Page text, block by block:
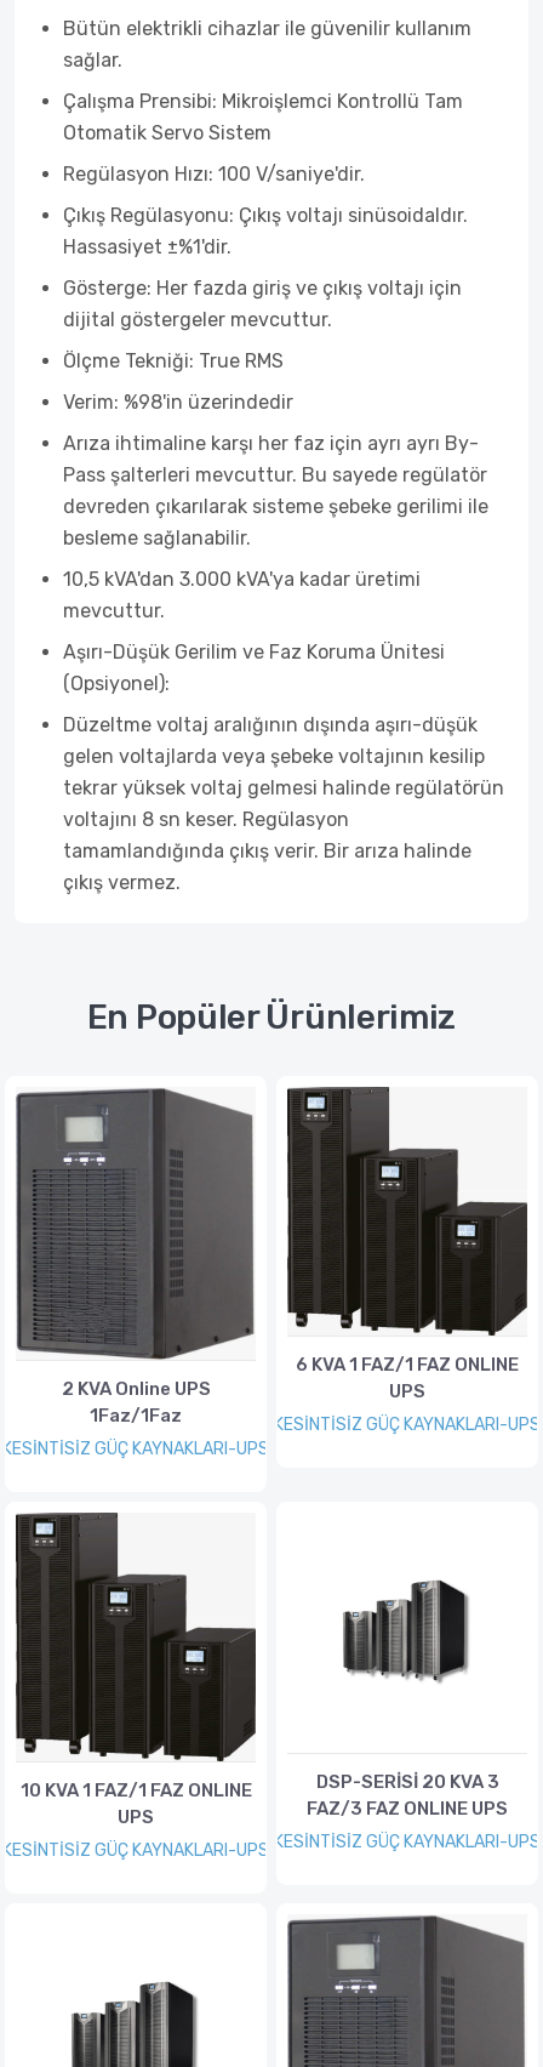
Bütün elektrikli cihazlar ile güvenilir kullanım
sağlar.
Çalışma Prensibi: Mikroişlemci Kontrollü Tam
Otomatik Servo Sistem
Regülasyon Hızı: 100 V/saniye'dir.
Çıkış Regülasyonu: Çıkış voltajı sinüsoidaldır.
Hassasiyet ±%1'dir.
Gösterge: Her fazda giriş ve çıkış voltajı için
dijital göstergeler mevcuttur.
Ölçme Tekniği: True RMS
Verim: %98'in üzerindedir
Arıza ihtimaline karşı her faz için ayrı ayrı By-
Pass şalterleri mevcuttur. Bu sayede regülatör
devreden çıkarılarak sisteme şebeke gerilimi ile
besleme sağlanabilir.
10,5 kVA'dan 3.000 kVA'ya kadar üretimi
mevcuttur.
Aşırı-Düşük Gerilim ve Faz Koruma Ünitesi
(Opsiyonel):
Düzeltme voltaj aralığının dışında aşırı-düşük
gelen voltajlarda veya şebeke voltajının kesilip
tekrar yüksek voltaj gelmesi halinde regülatörün
voltajını 8 sn keser. Regülasyon
tamamlandığında çıkış verir. Bir arıza halinde
çıkış vermez.
En Popüler Ürünlerimiz
2 KVA Online UPS
1Faz/1Faz
KESİNTİSİZ GÜÇ KAYNAKLARI-UPS
6 KVA 1 FAZ/1 FAZ ONLINE
UPS
KESİNTİSİZ GÜÇ KAYNAKLARI-UPS
10 KVA 1 FAZ/1 FAZ ONLINE
UPS
KESİNTİSİZ GÜÇ KAYNAKLARI-UPS
DSP-SERİSİ 20 KVA 3
FAZ/3 FAZ ONLINE UPS
KESİNTİSİZ GÜÇ KAYNAKLARI-UPS